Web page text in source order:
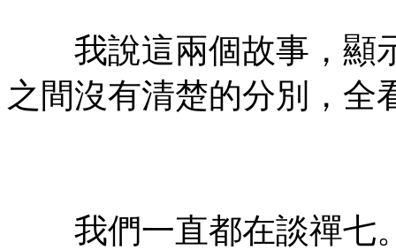
我說這兩個故事，顯
之間沒有清楚的分別，全
我們一直都在談禪七